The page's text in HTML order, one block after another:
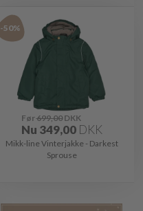
-50%
Før699,00DKK
Nu 349,00 DKK
Mikk-line Vinterjakke - Darkest
Sprouse